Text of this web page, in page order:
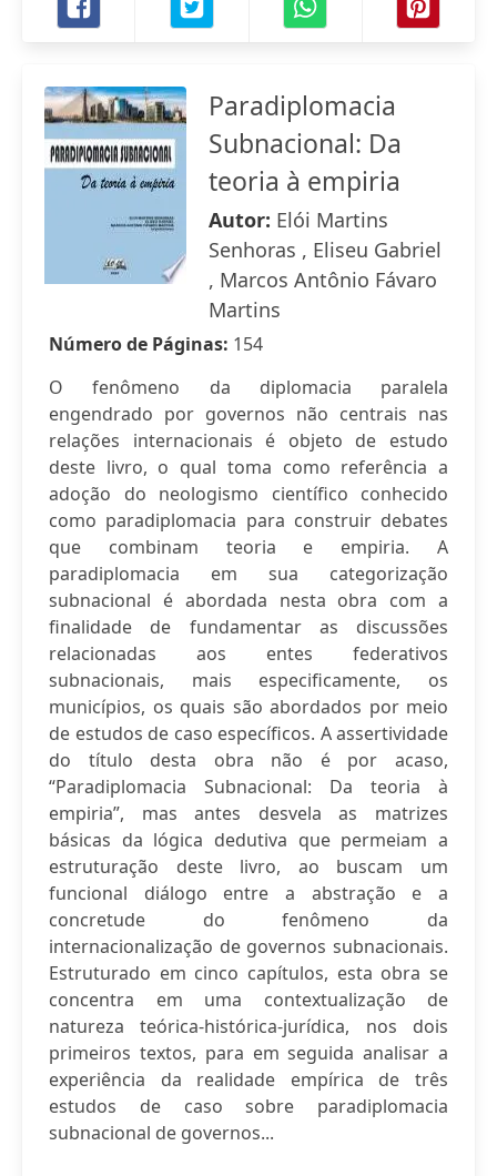
Paradiplomacia
Subnacional: Da
teoria à empiria
Autor: Elói Martins
Senhoras , Eliseu Gabriel
, Marcos Antônio Fávaro
Martins
Número de Páginas: 154
O fenômeno da diplomacia paralela
engendrado por governos não centrais nas
relações internacionais é objeto de estudo
deste livro, o qual toma como referência a
adoção do neologismo científico conhecido
como paradiplomacia para construir debates
que combinam teoria e empiria. A
paradiplomacia em sua categorização
subnacional é abordada nesta obra com a
finalidade de fundamentar as discussões
relacionadas aos entes federativos
subnacionais, mais especificamente, os
municípios, os quais são abordados por meio
de estudos de caso específicos. A assertividade
do título desta obra não é por acaso,
“Paradiplomacia Subnacional: Da teoria à
empiria”, mas antes desvela as matrizes
básicas da lógica dedutiva que permeiam a
estruturação deste livro, ao buscam um
funcional diálogo entre a abstração e a
concretude do fenômeno da
internacionalização de governos subnacionais.
Estruturado em cinco capítulos, esta obra se
concentra em uma contextualização de
natureza teórica-histórica-jurídica, nos dois
primeiros textos, para em seguida analisar a
experiência da realidade empírica de três
estudos de caso sobre paradiplomacia
subnacional de governos...